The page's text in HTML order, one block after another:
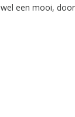
een mooi, door